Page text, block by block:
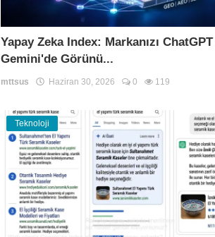
Yapay Zeka Index: Markanızı
Gemini'de Görünü...
mttsus Haziran 30, 2026 0 119
Teknoloji